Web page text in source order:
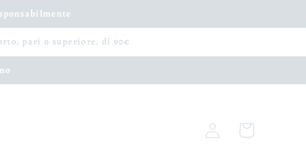
pari o superiore, di 90€
Iniciar
sesión
Carrito